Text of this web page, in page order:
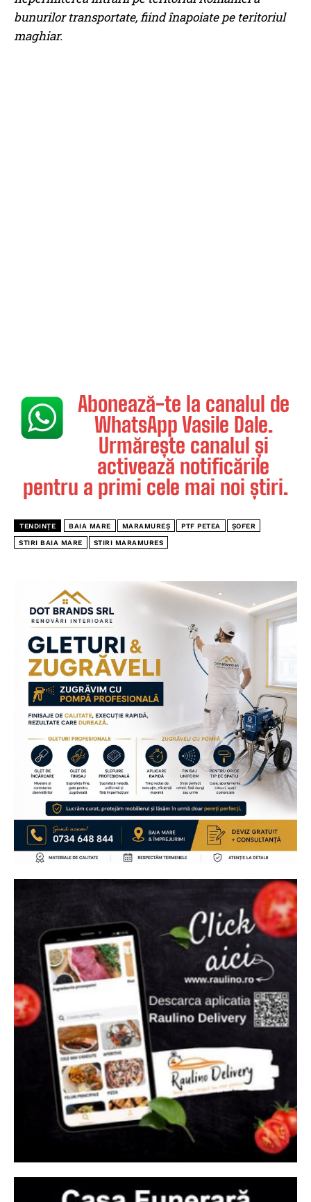
bunurilor transportate, fiind înapoiate pe teritoriul
maghiar.
Abonează-te la canalul de
WhatsApp Vasile Dale.
Urmărește canalul și
activează notificările
pentru a primi cele mai noi știri.
TENDINȚE BAIA MARE MARAMUREȘ PTF PETEA ȘOFER
STIRI BAIA MARE STIRI MARAMURES